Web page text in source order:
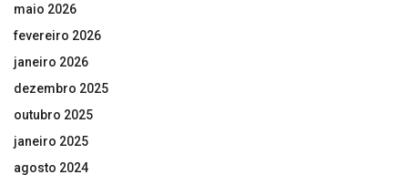
maio 2026
fevereiro 2026
janeiro 2026
dezembro 2025
outubro 2025
janeiro 2025
agosto 2024